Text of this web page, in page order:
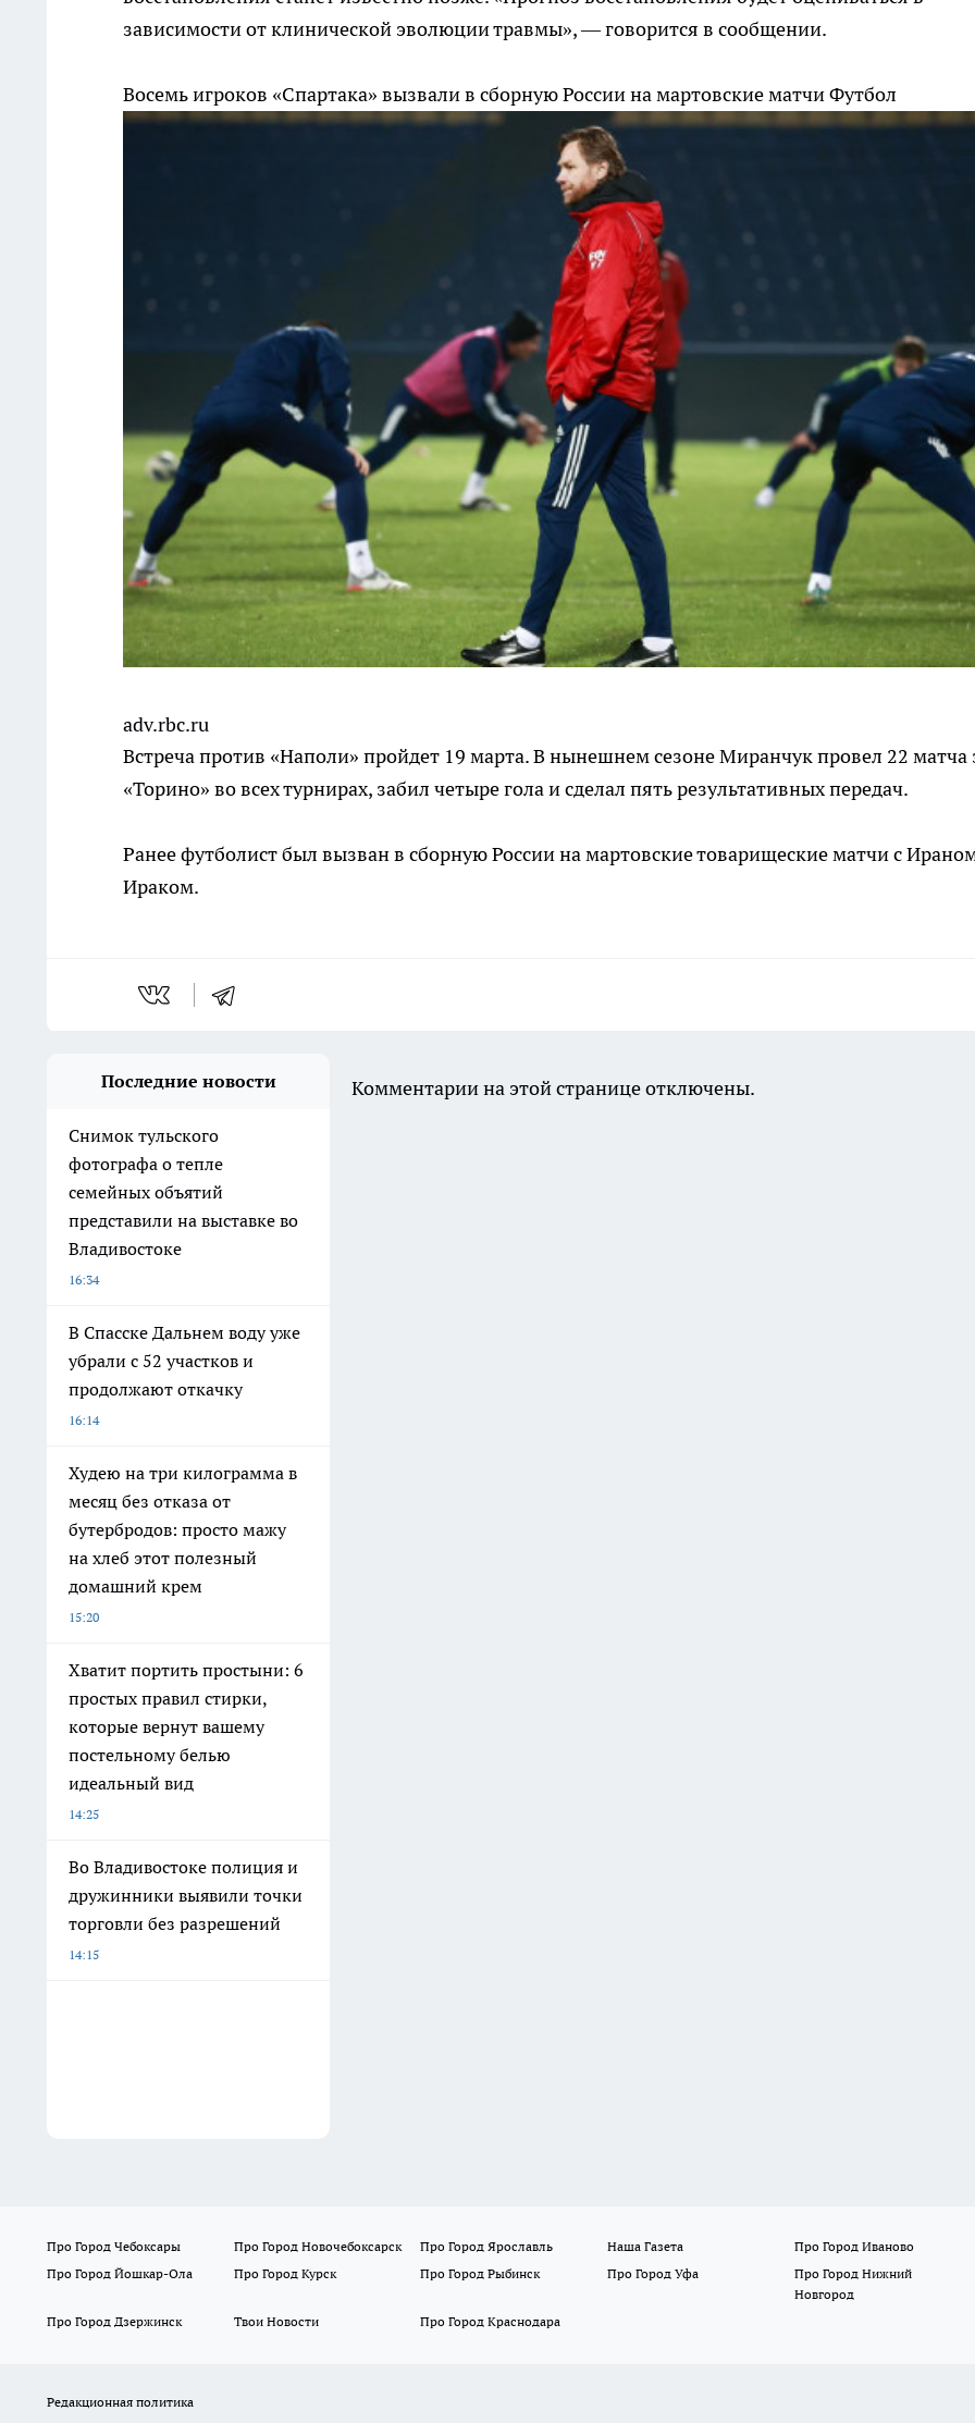
зависимости от клинической эволюции травмы», — говорится в сообщении.
Восемь игроков «Спартака» вызвали в сборную России на мартовские матчиФутбол
adv.rbc.ru
Встреча против «Наполи» пройдет 19 марта. В нынешнем сезоне Миранчук провел 22 матча
«Торино» во всех турнирах, забил четыре гола и сделал пять результативных передач.
Ранее футболист был вызван в сборную России на мартовские товарищеские матчи с
Ираком.
Последние новости
Снимок тульского
фотографа о тепле
семейных объятий
представили на выставке во
Владивостоке
16:34
В Спасске Дальнем воду уже
убрали с 52 участков и
продолжают откачку
16:14
Худею на три килограмма в
месяц без отказа от
бутербродов: просто мажу
на хлеб этот полезный
домашний крем
15:20
Хватит портить простыни: 6
простых правил стирки,
которые вернут вашему
постельному белью
идеальный вид
14:25
Во Владивостоке полиция и
дружинники выявили точки
торговли без разрешений
14:15
Комментарии на этой странице отключены.
Про Город Чебоксары Про Город Новочебоксарск Про Город Ярославль Наша Газета
Про Город Иваново
Про Город Йошкар-Ола
Про Город Курск Про Город Рыбинск Про Город Уфа
Про Город Нижний
Новгород
Про Город Дзержинск
Твои Новости Про Город Краснодара
Редакционная политика